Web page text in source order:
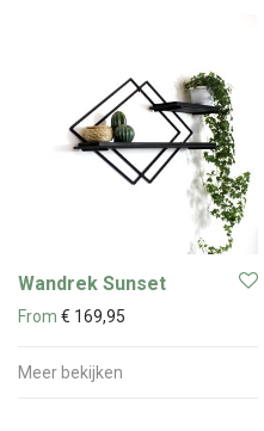
Wandrek Sunset
From € 169,95
Meer bekijken